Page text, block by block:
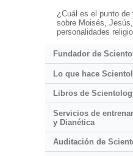
¿Cuál es el punto
sobre Moisés,
personalidades
Fundador de
Lo que hace
Libros de
Servicios de
y Dianética
Auditación de